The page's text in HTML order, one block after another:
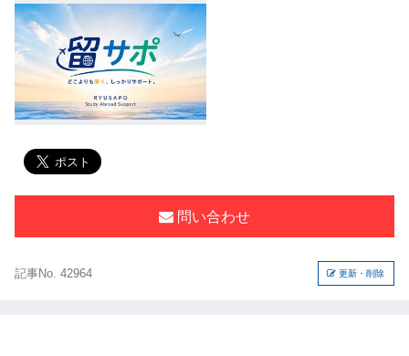
問い合わせ
記事No. 42964 更新・削除